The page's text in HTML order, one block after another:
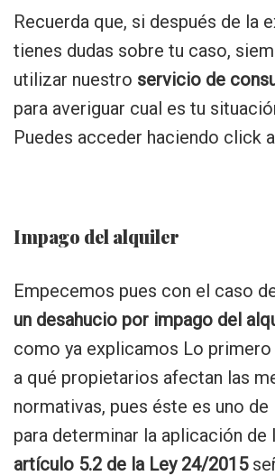
Recuerda que, si después de la
tienes dudas sobre tu caso,
utilizar nuestro servicio de
para averiguar cual es tu
Puedes acceder haciendo click
Impago del alquiler
Empecemos pues con el caso
un desahucio por impago del
como ya explicamos Lo
a qué propietarios afectan las
normativas, pues éste es uno
para determinar la aplicación de
artículo 5.2 de la Ley 24/2015